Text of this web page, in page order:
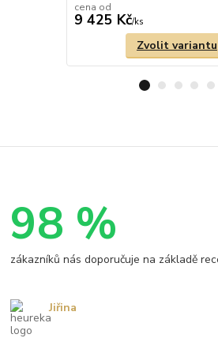
cena od
9 425 Kč/ks
Zvolit variantu
98 %
zákazníků nás doporučuje na základě
Jiřina